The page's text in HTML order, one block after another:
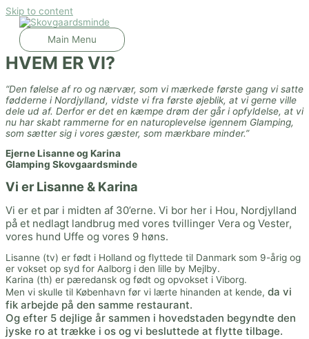
Skip to content
Main Menu
HVEM ER VI?
“Den følelse af ro og nærvær, som vi mærkede første gang vi satte
fødderne i Nordjylland, vidste vi fra første øjeblik, at vi gerne ville
dele ud af. Derfor er det en kæmpe drøm der går i opfyldelse, at vi
nu har skabt rammerne for en naturoplevelse igennem Glamping,
som sætter sig i vores gæster, som mærkbare minder.”
Ejerne Lisanne og Karina
Glamping Skovgaardsminde
Vi er Lisanne & Karina
Vi er et par i midten af 30’erne. Vi bor her i Hou, Nordjylland
på et nedlagt landbrug med vores tvillinger Vera og Vester,
vores hund Uffe og vores 9 høns.
Lisanne (tv) er født i Holland og flyttede til Danmark som 9-årig og
er vokset op syd for Aalborg i den lille by Mejlby.
Karina (th) er pæredansk og født og opvokset i Viborg.
Men vi skulle til København før vi lærte hinanden at kende, da vi
fik arbejde på den samme restaurant.
Og efter 5 dejlige år sammen i hovedstaden begyndte den
jyske ro at trække i os og vi besluttede at flytte tilbage.